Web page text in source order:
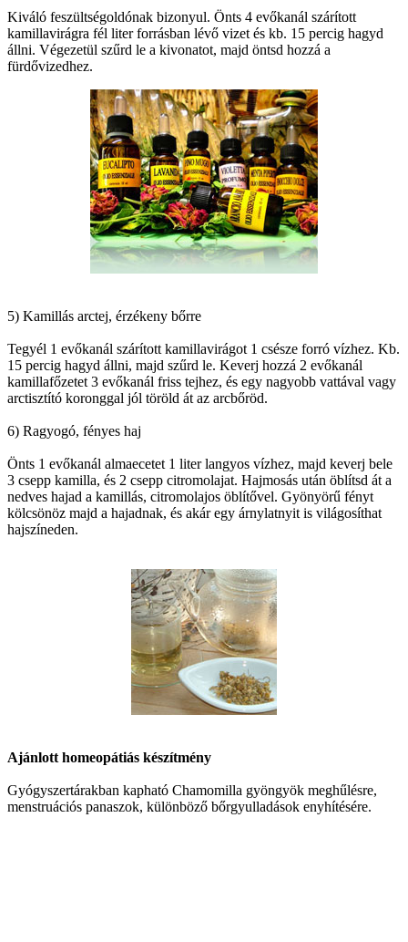
Kiváló feszültségoldónak bizonyul. Önts 4 evőkanál szárított
kamillavirágra fél liter forrásban lévő vizet és kb. 15 percig hagyd
állni. Végezetül szűrd le a kivonatot, majd öntsd hozzá a
fürdővizedhez.
5) Kamillás arctej, érzékeny bőrre
Tegyél 1 evőkanál szárított kamillavirágot 1 csésze forró vízhez. Kb.
15 percig hagyd állni, majd szűrd le. Keverj hozzá 2 evőkanál
kamillafőzetet 3 evőkanál friss tejhez, és egy nagyobb vattával vagy
arctisztító koronggal jól töröld át az arcbőröd.
6) Ragyogó, fényes haj
Önts 1 evőkanál almaecetet 1 liter langyos vízhez, majd keverj bele
3 csepp kamilla, és 2 csepp citromolajat. Hajmosás után öblítsd át a
nedves hajad a kamillás, citromolajos öblítővel. Gyönyörű fényt
kölcsönöz majd a hajadnak, és akár egy árnylatnyit is világosíthat
hajszíneden.
Ajánlott homeopátiás készítmény
Gyógyszertárakban kapható Chamomilla gyöngyök meghűlésre,
menstruációs panaszok, különböző bőrgyulladások enyhítésére.